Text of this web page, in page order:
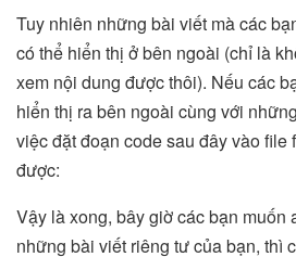
Tuy nhiên những bài viết mà các
có thể hiển thị ở bên ngoài (chỉ là
xem nội dung được thôi). Nếu các
hiển thị ra bên ngoài cùng với
việc đặt đoạn code sau đây vào file
được:
Vậy là xong, bây giờ các bạn muốn
những bài viết riêng tư của bạn, thì